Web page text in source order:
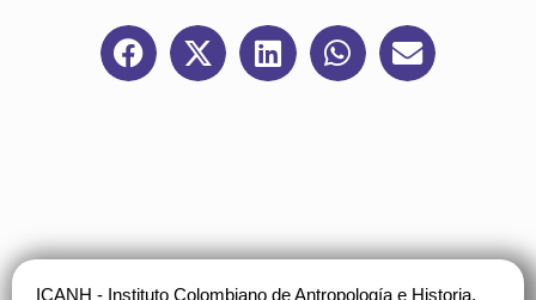
ICANH - Instituto Colombiano de Antropología e Historia.